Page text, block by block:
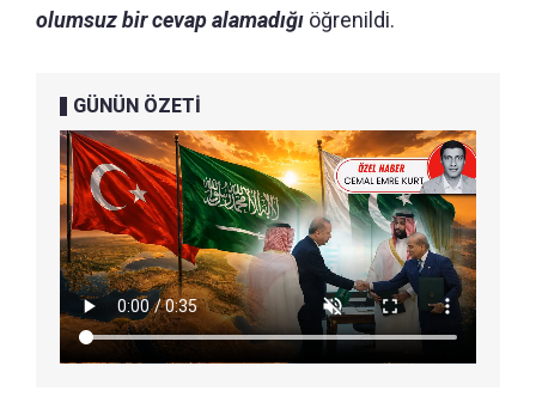
olumsuz bir cevap alamadığı öğrenildi.
GÜNÜN ÖZETİ